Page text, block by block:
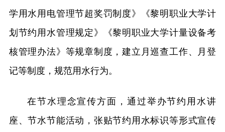
学用水用电管理节超奖罚制度》《黎明职业大学计
划节约用水管理规定》《黎明职业大学计量设备考
核管理办法》等规章制度，建立月巡查工作、月登
记等制度，规范用水行为。
在节水理念宣传方面，通过举办节约用水讲
座、节水节能活动，张贴节约用水标识等形式宣传